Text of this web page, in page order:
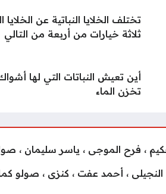
تختلف الخلايا النباتية عن الخلايا
ثلاثة خيارات من أربعة من التالي
أين تعيش النباتات التي لها
تخزن الماء
النجيلى ، أحمد عفت ، كنزى ،